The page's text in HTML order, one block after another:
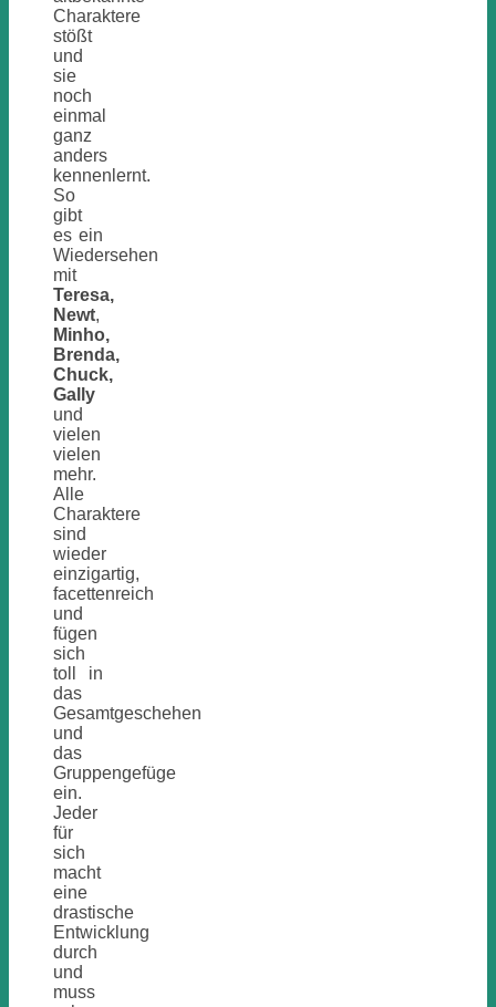
Charaktere
stößt
und
sie
noch
einmal
ganz
anders
kennenlernt.
So
gibt
es ein
Wiedersehen
mit
Teresa,
Newt,
Minho,
Brenda,
Chuck,
Gally
und
vielen
vielen
mehr.
Alle
Charaktere
sind
wieder
einzigartig,
facettenreich
und
fügen
sich
toll in
das
Gesamtgeschehen
und
das
Gruppengefüge
ein.
Jeder
für
sich
macht
eine
drastische
Entwicklung
durch
und
muss